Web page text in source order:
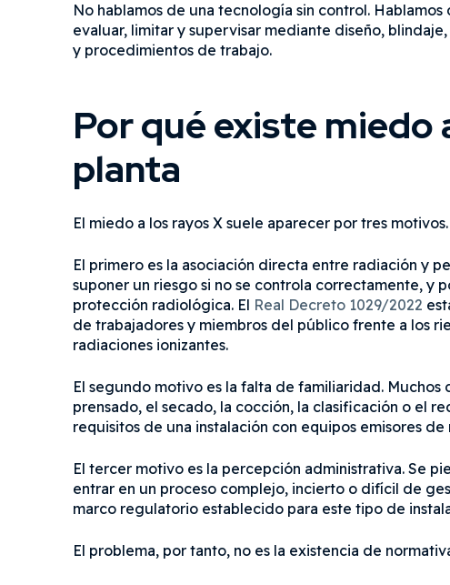
No hablamos de una tecnología sin control.
evaluar, limitar y supervisar mediante diseño,
y procedimientos de trabajo.
Por qué existe miedo
planta
El miedo a los rayos X suele aparecer por tres motivos.
El primero es la asociación directa entre radiación y
suponer un riesgo si no se controla correctamente, y
protección radiológica. El Real Decreto 1029/2022
de trabajadores y miembros del público frente a los
radiaciones ionizantes.
El segundo motivo es la falta de familiaridad.
prensado, el secado, la cocción, la clasificación o el
requisitos de una instalación con equipos emisores de
El tercer motivo es la percepción administrativa. Se
entrar en un proceso complejo, incierto o difícil de
marco regulatorio establecido para este tipo de
El problema, por tanto, no es la existencia de